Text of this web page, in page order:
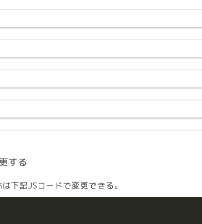
する
下記JSコードで変更できる。